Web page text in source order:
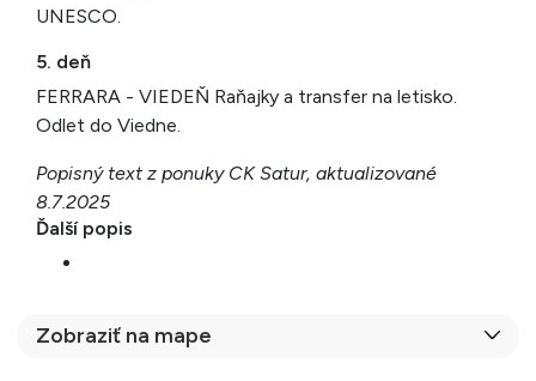
UNESCO.
5. deň
FERRARA - VIEDEŇ Raňajky a transfer na letisko.
Odlet do Viedne.
Popisný text z ponuky CK Satur, aktualizované
8.7.2025
Ďalší popis
Zobraziť na mape